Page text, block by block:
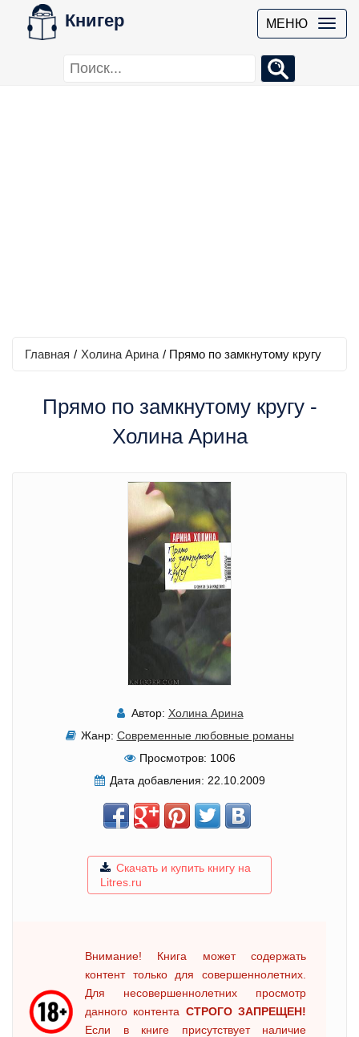
Книгер МЕНЮ
Главная / Холина Арина / Прямо по замкнутому кругу
Прямо по замкнутому кругу -
Холина Арина
Автор: Холина Арина
Жанр: Современные любовные романы
Просмотров: 1006
Дата добавления: 22.10.2009
Скачать и купить книгу на
Litres.ru
Внимание! Книга может содержать
контент только для совершеннолетних.
Для несовершеннолетних просмотр
данного контента СТРОГО ЗАПРЕЩЕН!
Если в книге присутствует наличие